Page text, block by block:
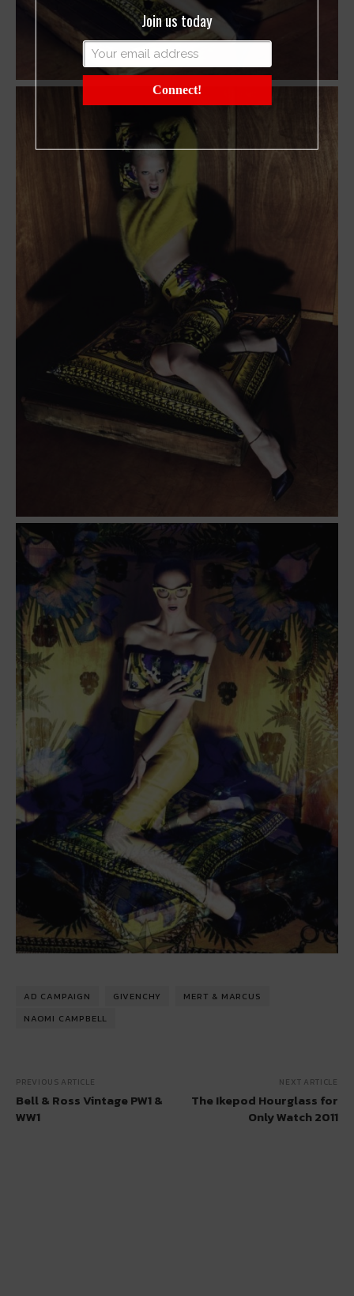
AD CAMPAIGN GIVENCHY
MERT & MARCUS
NAOMI CAMPBELL
PREVIOUS ARTICLE
Bell & Ross Vintage PW1 &
WW1
NEXT ARTICLE
The Ikepod Hourglass for
Only Watch 2011
Join us today
Connect!